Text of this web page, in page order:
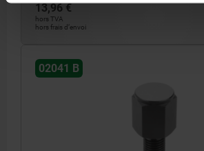
13,96 €
hors TVA
hors frais d’envoi
02041 B